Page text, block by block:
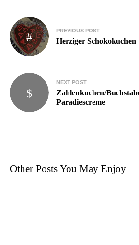
PREVIOUS POST
Herziger Schokokuchen
NEXT POST
Zahlenkuchen/
Paradiescreme
Other Posts You May Enjoy